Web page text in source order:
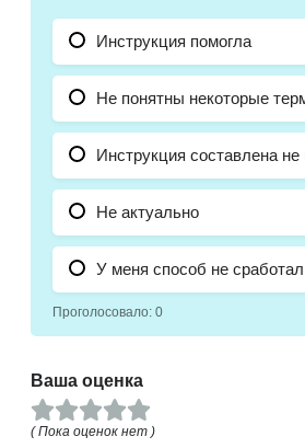
Инструкция помогла
Не понятны некоторые
Инструкция составлена не
Не актуально
У меня способ не сработал
Проголосовало: 0
Ваша оценка
( Пока оценок нет )